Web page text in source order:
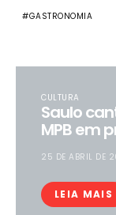
GASTRONOMIA
CULTURA
Saulo
MPB em
25 DE ABRIL DE
LEIA MAIS